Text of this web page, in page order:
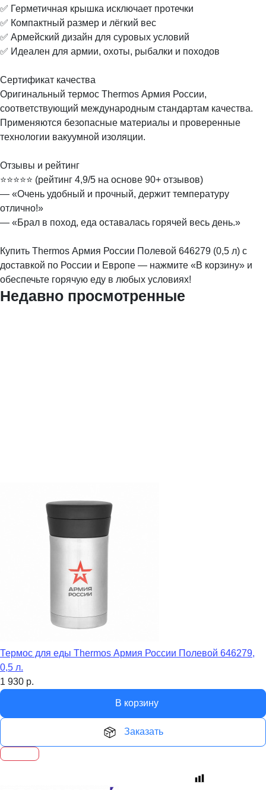
✅ Герметичная крышка исключает протечки
✅ Компактный размер и лёгкий вес
✅ Армейский дизайн для суровых условий
✅ Идеален для армии, охоты, рыбалки и походов
Сертификат качества
Оригинальный термос Thermos Армия России,
соответствующий международным стандартам качества.
Применяются безопасные материалы и проверенные
технологии вакуумной изоляции.
Отзывы и рейтинг
⭐️⭐️⭐️⭐️⭐ (рейтинг 4,9/5 на основе 90+ отзывов)
— «Очень удобный и прочный, держит температуру
отлично!»
— «Брал в поход, еда оставалась горячей весь день.»
Купить Thermos Армия России Полевой 646279 (0,5 л) с
доставкой по России и Европе — нажмите «В корзину» и
обеспечьте горячую еду в любых условиях!
Недавно просмотренные
Термос для еды Thermos Армия России Полевой 646279,
0,5 л.
1 930 р.
В корзину
Заказать